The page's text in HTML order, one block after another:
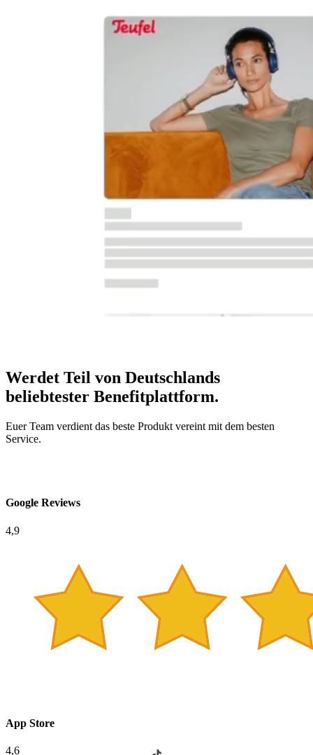
Werdet Teil von Deutschlands
beliebtester Benefitplattform.
Euer Team verdient das beste Produkt vereint mit dem besten
Service.
Google Reviews
4,9
App Store
4,6